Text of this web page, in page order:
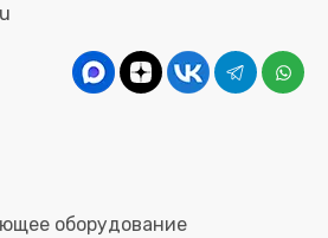
оборудование